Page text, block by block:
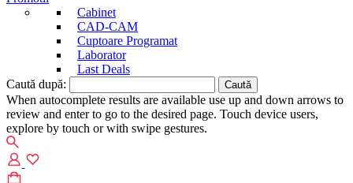
Cabinet
CAD-CAM
Cuptoare Programat
Laborator
Last Deals
Caută după:
When autocomplete results are available use up and down arrows to
review and enter to go to the desired page. Touch device users,
explore by touch or with swipe gestures.